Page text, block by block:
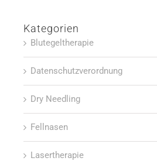
Kategorien
Blutegeltherapie
Datenschutzverordnung
Dry Needling
Fellnasen
Lasertherapie